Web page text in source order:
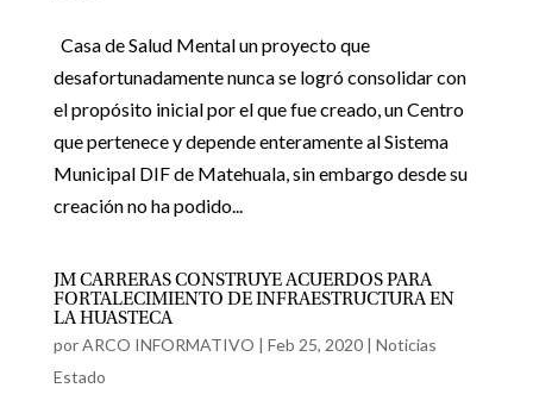
Casa de Salud Mental un proyecto que
desafortunadamente nunca se logró consolidar con
el propósito inicial por el que fue creado, un Centro
que pertenece y depende enteramente al Sistema
Municipal DIF de Matehuala, sin embargo desde su
creación no ha podido...
JM CARRERAS CONSTRUYE ACUERDOS PARA
FORTALECIMIENTO DE INFRAESTRUCTURA EN
LA HUASTECA
porARCO INFORMATIVO | Feb 25, 2020| Noticias
Estado